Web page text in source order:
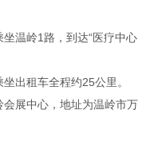
温岭1路，到达“医疗中心
出租车全程约25公里。
展中心，地址为温岭市万